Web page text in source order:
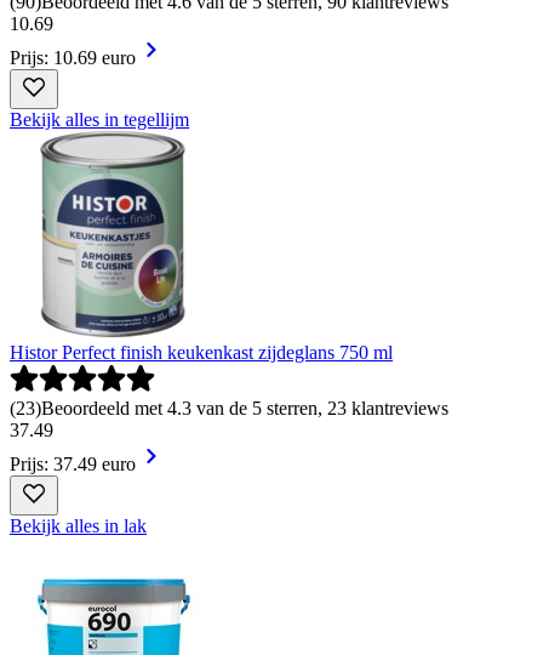
10.69
Prijs: 10.69 euro
Bekijk alles in tegellijm
Histor Perfect finish keukenkast zijdeglans 750 ml
(23)Beoordeeld met 4.3 van de 5 sterren, 23 klantreviews
37.49
Prijs: 37.49 euro
Bekijk alles in lak